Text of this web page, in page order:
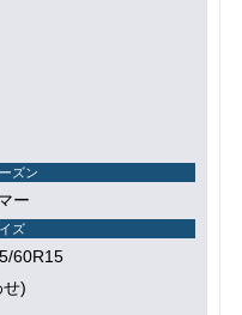
ズン
ー
ズ
60R15
)